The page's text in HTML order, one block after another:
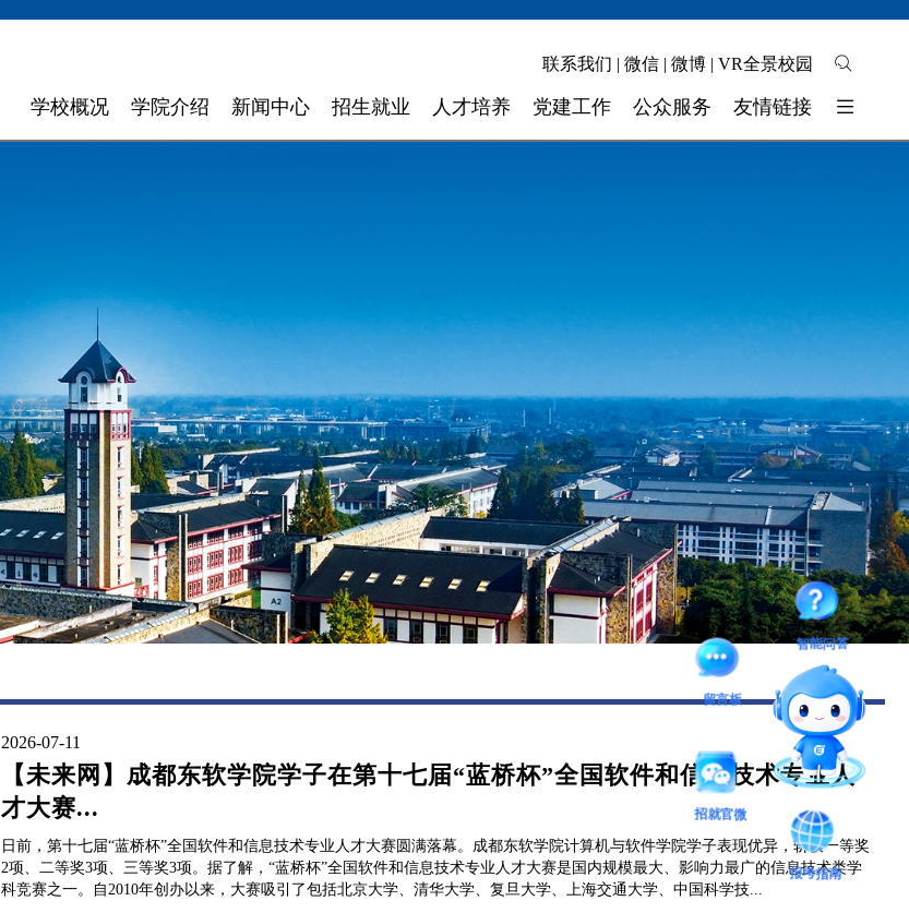
联系我们 | 微信 | 微博 | VR全景校园
学校概况
组织机构
理念特色
大 事 记
领导关怀
校园环境
影像东软
大学精神
学院介绍
数字艺术与设计学院
外国语学院
健康医疗科技学院
数智应用技术学院
国际教育学院
数据科学与基础学院
马克思主义学院
继续教育（培训）学院
新闻中心
媒体聚焦
招生就业 人才培养
校 团 委
师资力量
奖助学金
图书馆
后勤保障
党建工作 公众服务
联系我们
友情链接
四川省高校网络理政平台
2026-07-11
【未来网】成都东软学院学子在第十七届“蓝桥杯”全国软件和信息技术专业人
才大赛...
日前，第十七届“蓝桥杯”全国软件和信息技术专业人才大赛圆满落幕。成都东软学院计算机与软件学院学子表现优异，斩获一等奖
2项、二等奖3项、三等奖3项。据了解，“蓝桥杯”全国软件和信息技术专业人才大赛是国内规模最大、影响力最广的信息技术类学
科竞赛之一。自2010年创办以来，大赛吸引了包括北京大学、清华大学、复旦大学、上海交通大学、中国科学技...
智能问答
留言板
招就官微
报考指南